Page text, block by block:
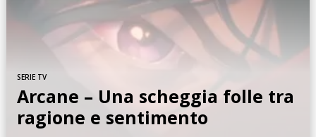
SERIE TV
Arcane – Una scheggia folle tra
ragione e sentimento